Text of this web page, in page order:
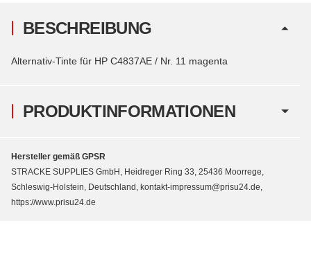
PRODUKTINFORMATIONEN
BESCHREIBUNG
Alternativ-Tinte für HP C4837AE / Nr. 11 magenta
Hersteller gemäß GPSR
STRACKE SUPPLIES GmbH, Heidreger Ring 33, 25436 Moorrege,
Schleswig-Holstein, Deutschland, kontakt-impressum@prisu24.de,
https://www.prisu24.de